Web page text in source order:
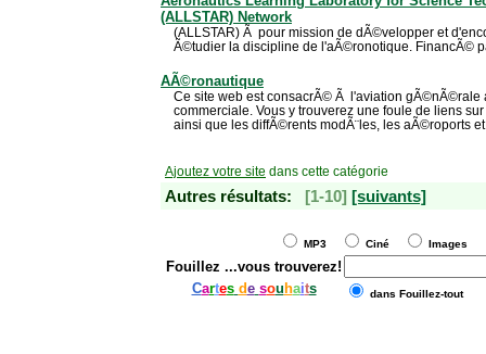
(ALLSTAR) Network
(ALLSTAR) Ã pour mission de dÃ©velopper et
Ã©tudier la discipline de l'aÃ©ronotique. FinancÃ©
AÃ©ronautique
Ce site web est consacrÃ© Ã l'aviation gÃ©nÃ©rale
commerciale. Vous y trouverez une foule de liens
ainsi que les diffÃ©rents modÃ¨les, les aÃ©roports
Ajoutez votre site dans cette catégorie
Autres résultats: [1-10] [suivants]
MP3 Ciné Images
Fouillez ...vous trouverez!
Cartes de sou haits dans Fouillez-tout